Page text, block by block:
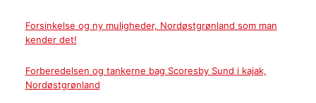
Forsinkelse og ny muligheder, Nordøstgrønland som man
kender det!
Forberedelsen og tankerne bag Scoresby Sund i kajak,
Nordøstgrønland